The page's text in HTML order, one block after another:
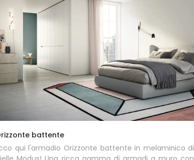
battente
qui l'armadio Orizzonte battente in melaminico di